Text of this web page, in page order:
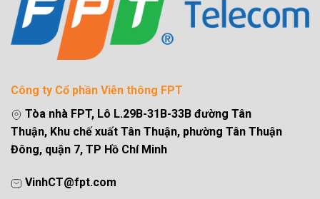
Công ty Cổ phần Viễn thông FPT
Tòa nhà FPT, Lô L.29B-31B-33B đường Tân
Thuận, Khu chế xuất Tân Thuận, phường Tân Thuận
Đông, quận 7, TP Hồ Chí Minh
VinhCT@fpt.com